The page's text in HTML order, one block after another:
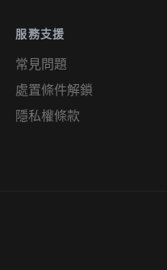
服務支援
常見問題
處置條件解鎖
隱私權條款